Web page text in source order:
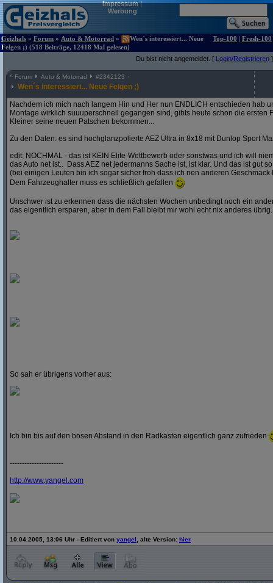
Impressum|
Werbung
Geizhals » Forum » Auto & Motorrad »
Wen´s interessiert... Neue
Felgen ;) (518 Beiträge, 12418 Mal gelesen)
Top-100 | Fresh-100
Du bist nicht angemeldet. [ Login/Registrieren ]
^ Forum Auto & Motorrad #2342123
Wen´s interessiert... Neue Felgen ;)
Nachdem ich mich nach langem Hin und Her nun ENDLICH entschieden hab
Montage wirklich suuuperschnell gegangen sind, gibts heute schon die ersten
Kleiner seine neuen Patschen bekommen...
Zu den Daten: es sind hochglanzpolierte AEZ Ultra in 8x18 mit Dunlop Sport
edit: NOCHMAL - das ist KEIN Elite-Wettbewerb oder sonstwas und ich will
das Auto net ist.. Dass AEZ net jedermanns Sache ist, ist klar. Und das ist gut
(bei einigen Leuten bin ich sogar sicher froh dass ich nen anderen Geschmack
Dem Fahrzeughalter muss es schließlich gefallen
Unschwer ist zu erkennen dass die nächsten Wochen unbedingt noch ein
das eigentlich ersparen, aber in dem Fall bleibt mir wohl echt nix anderes
So sah er übrigens vorher aus:
Ich bin bis auf den bösen Abstand in den Radkästen eigentlich ganz zufrieden
----------------------
http://www.yangel.com
10.04.2005, 13:06 Uhr - Editiert von yangel , alte Version: hier